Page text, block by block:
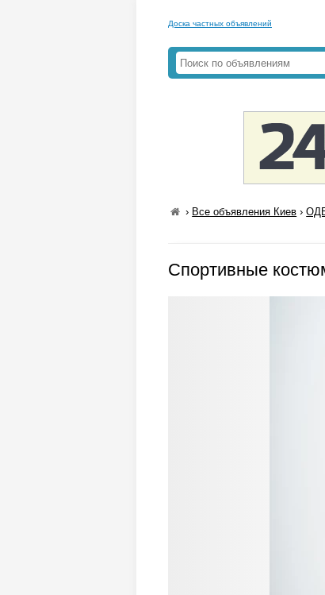
Доска частных объявлений
› Все объявления Киев ›
Спортивные